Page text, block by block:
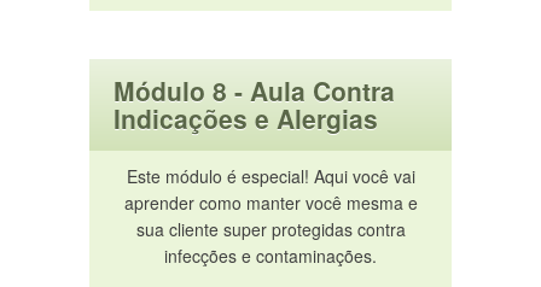
Módulo 8 - Aula Contra
Indicações e Alergias
Este módulo é especial! Aqui você vai
aprender como manter você mesma e
sua cliente super protegidas contra
infecções e contaminações.